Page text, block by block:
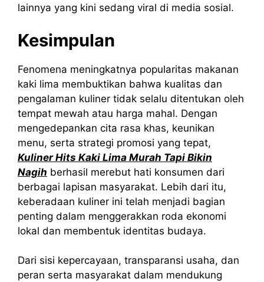
lainnya yang kini sedang viral di media sosial.
Kesimpulan
Fenomena meningkatnya popularitas makanan
kaki lima membuktikan bahwa kualitas dan
pengalaman kuliner tidak selalu ditentukan oleh
tempat mewah atau harga mahal. Dengan
mengedepankan cita rasa khas, keunikan
menu, serta strategi promosi yang tepat,
Kuliner Hits Kaki Lima Murah Tapi Bikin
Nagih berhasil merebut hati konsumen dari
berbagai lapisan masyarakat. Lebih dari itu,
keberadaan kuliner ini telah menjadi bagian
penting dalam menggerakkan roda ekonomi
lokal dan membentuk identitas budaya.
Dari sisi kepercayaan, transparansi usaha, dan
peran serta masyarakat dalam mendukung